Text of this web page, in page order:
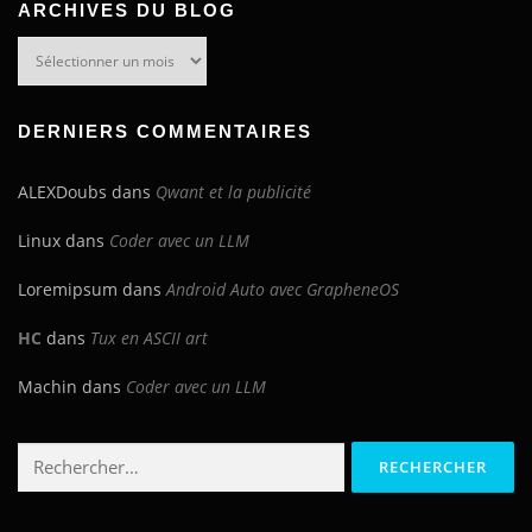
ARCHIVES DU BLOG
DERNIERS COMMENTAIRES
ALEXDoubs dans Qwant et la publicité
Linux dans Coder avec un LLM
Loremipsum dansAndroid Auto avec GrapheneOS
HC dans Tux en ASCII art
Machin dans Coder avec un LLM
Rechercher :